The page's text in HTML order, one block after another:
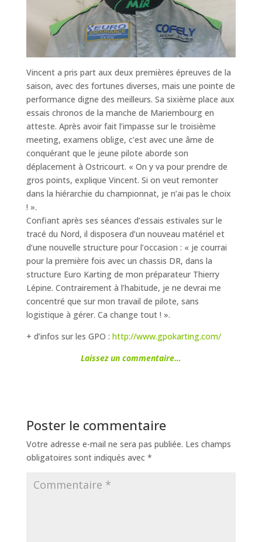
Vincent a pris part aux deux premières épreuves de la
saison, avec des fortunes diverses, mais une pointe de
performance digne des meilleurs. Sa sixième place aux
essais chronos de la manche de Mariembourg en
atteste. Après avoir fait l’impasse sur le troisième
meeting, examens oblige, c’est avec une âme de
conquérant que le jeune pilote aborde son
déplacement à Ostricourt. « On y va pour prendre de
gros points, explique Vincent. Si on veut remonter
dans la hiérarchie du championnat, je n’ai pas le choix
! ».
Confiant après ses séances d’essais estivales sur le
tracé du Nord, il disposera d’un nouveau matériel et
d’une nouvelle structure pour l’occasion : « je courrai
pour la première fois avec un chassis DR, dans la
structure Euro Karting de mon préparateur Thierry
Lépine. Contrairement à l’habitude, je ne devrai me
concentré que sur mon travail de pilote, sans
logistique à gérer. Ca change tout ! ».
+ d’infos sur les GPO : http://www.gpokarting.com/
Laissez un commentaire…
Poster le commentaire
Votre adresse e-mail ne sera pas publiée. Les champs
obligatoires sont indiqués avec *